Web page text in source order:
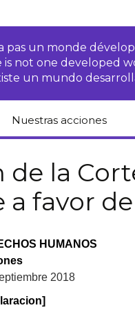
a pas un monde
is not one developed
un mundo
Nuestras acciones
campesinas·os
Empresas
transnacionales
medioambiental
Derechos
y culturales
de la
favor
HUMANOS
2018